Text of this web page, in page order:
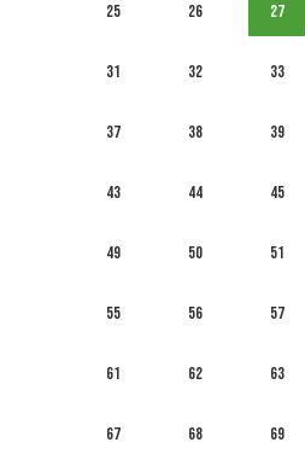
25 26 27
31 32 33
37 38 39
43 44 45
49 50 51
55 56 57
61 62 63
67 68 69